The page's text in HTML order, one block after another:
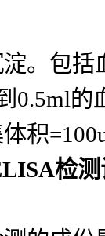
。包
0.5ml的
积
检